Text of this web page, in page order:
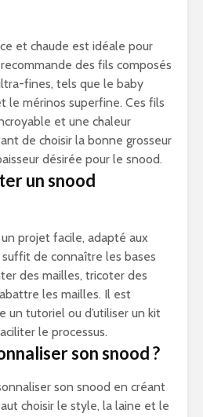
et chaude est idéale pour
des fils composés
fines, tels que le baby
le mérinos superfine. Ces fils
et une chaleur
de choisir la bonne grosseur
désirée pour le snood.
un snood
projet facile, adapté aux
de connaître les bases
des mailles, tricoter des
les mailles. Il est
un tutoriel ou d’utiliser un kit
le processus.
son snood ?
son snood en créant
choisir le style, la laine et le